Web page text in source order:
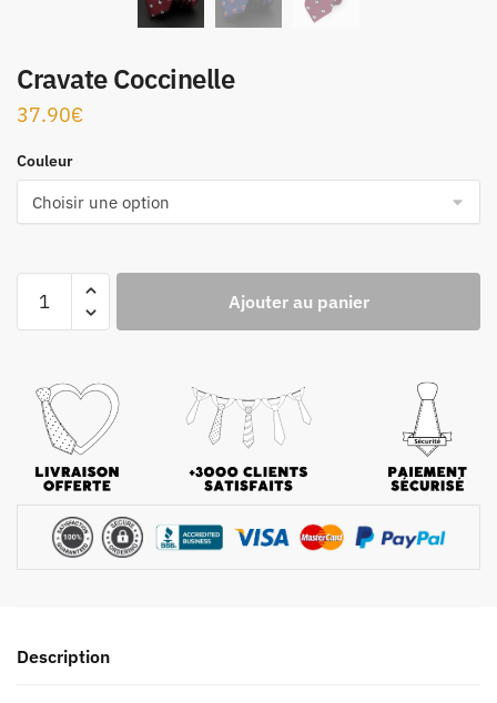
Cravate Coccinelle
37.90€
Couleur
Ajouter au panier
Description